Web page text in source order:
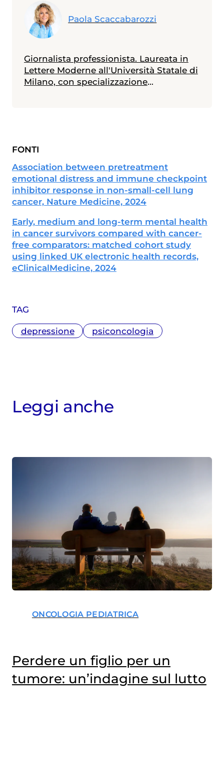
TAG
depressione psiconcologia
Leggi anche
ONCOLOGIA PEDIATRICA
Perdere un figlio per un
tumore: un’indagine sul lutto
Paola Scaccabarozzi
Giornalista professionista. Laureata in
Lettere Moderne all'Università Statale di
Milano, con specializzazione
Lombardia. Ha scritto: "Quando un
figlio si ammala" e, con Claudio
Mencacci, "Viaggio nella depressione",
editi da Franco Angeli. Collabora con
diverse testate nazionali ed estere.
FONTI
Association between pretreatment
emotional distress and immune checkpoint
inhibitor response in non-small-cell lung
cancer, Nature Medicine, 2024
Early, medium and long-term mental health
in cancer survivors compared with cancer-
free comparators: matched cohort study
using linked UK electronic health records,
eClinicalMedicine, 2024